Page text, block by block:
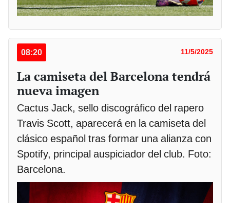
08:20 11/5/2025
La camiseta del Barcelona tendrá
nueva imagen
Cactus Jack, sello discográfico del rapero
Travis Scott, aparecerá en la camiseta del
clásico español tras formar una alianza con
Spotify, principal auspiciador del club. Foto:
Barcelona.